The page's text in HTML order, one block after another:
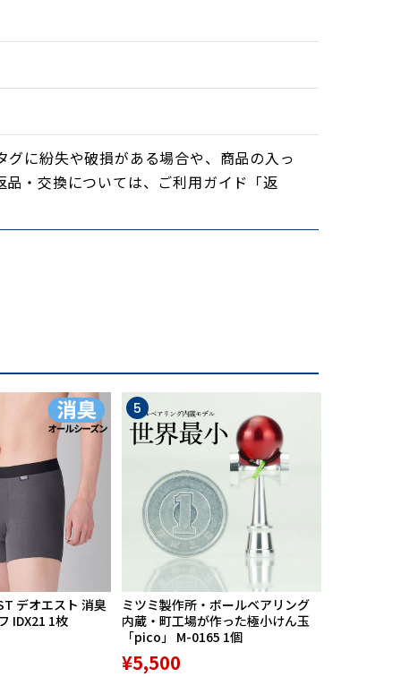
掘
、十
芸は
会雑
に紛失や破損がある場合や、商品の入っ
・交換については、ご利用ガイド「返
デオエスト 消臭
IDX21 1枚
5
ミツミ製作所・ボールベアリング
内蔵・町工場が作った極小けん玉
「pico」 M-0165 1個
¥5,500